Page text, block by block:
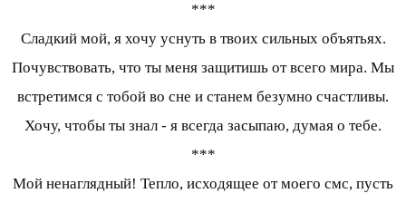
***
Сладкий мой, я хочу уснуть в твоих сильных объятьях.
Почувствовать, что ты меня защитишь от всего мира. Мы
встретимся с тобой во сне и станем безумно счастливы.
Хочу, чтобы ты знал - я всегда засыпаю, думая о тебе.
***
Мой ненаглядный! Тепло, исходящее от моего смс, пусть